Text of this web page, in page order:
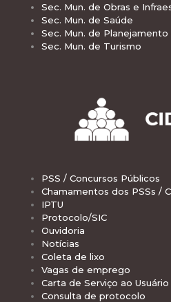
Sec. Mun. de Obras e
Sec. Mun. de Saúde
Sec. Mun. de Planejamento
Sec. Mun. de Turismo
PSS / Concursos Públicos
Chamamentos dos PSSs /
IPTU
Protocolo/SIC
Ouvidoria
Notícias
Coleta de lixo
Vagas de emprego
Carta de Serviço ao Usuário
Consulta de protocolo